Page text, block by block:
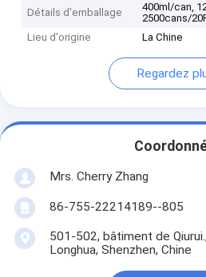
Détails d'emballage
400ml/can,
2500cans/
Lieu d'origine
La Chine
Regardez
Mrs. Cherry Zhang
86-755-22214189--805
501-502, bâtiment de
Longhua, Shenzhen, Chine